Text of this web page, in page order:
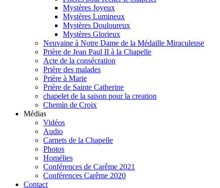
Mystères Joyeux
Mystères Lumineux
Mystères Douloureux
Mystères Glorieux
Neuvaine à Notre Dame de la Médaille Miraculeuse
Prière de Jean Paul II à la Chapelle
Acte de la consécration
Prière des malades
Prière à Marie
Prière de Sainte Catherine
chapelet de la saison pour la creation
Chemin de Croix
Médias
Vidéos
Audio
Carnets de la Chapelle
Photos
Homélies
Conférences de Carême 2021
Conférences Carême 2020
Contact